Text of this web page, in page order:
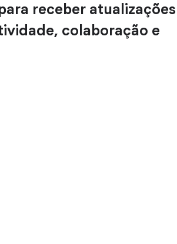
receber atualizações
colaboração e